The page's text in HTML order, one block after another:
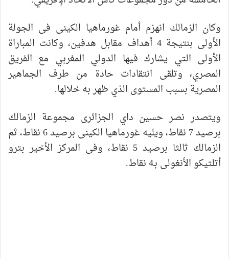
وكان الزمالك انهزم أمام غورماهيا الكينى فى الجولة
الأولى بنتيجة 4 أهداف مقابل هدفين، وكانت المباراة
الأولى التي يشارك فيها الدولي المغربي مع الفريق
المصري، وتلقى انتقادات حادة من طرف الجماهير
المصرية بسبب المستوى الذي ظهر به خلالها.
ويتصدر نصر حسين داي الجزائرى مجموعة الزمالك
برصيد 7 نقاط، ويليه غورماهيا الكينى برصيد 6 نقاط، ثم
الزمالك ثالثا برصيد 5 نقاط، وفى المركز الأخير بترو
أتلتيكو الأنغولى بـ4 نقاط
.